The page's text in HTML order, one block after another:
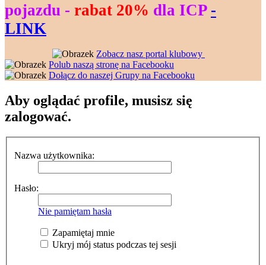
pojazdu - rabat 20% dla ICP -
LINK
Zobacz nasz portal klubowy
Polub naszą stronę na Facebooku
Dołącz do naszej Grupy na Facebooku
Aby oglądać profile, musisz się
zalogować.
Nazwa użytkownika:
Hasło:
Nie pamiętam hasła
Zapamiętaj mnie
Ukryj mój status podczas tej sesji